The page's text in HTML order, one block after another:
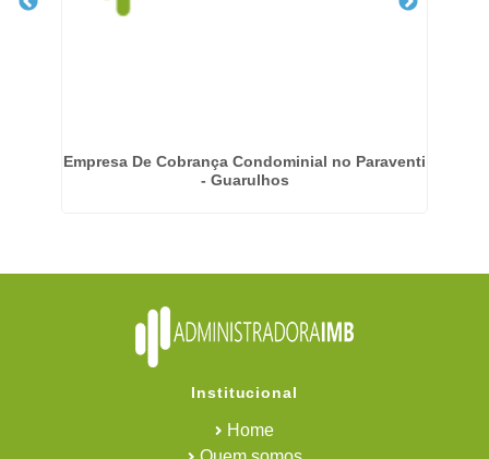
Empresa De Cobrança Condominial no Paraventi
- Guarulhos
Institucional
Home